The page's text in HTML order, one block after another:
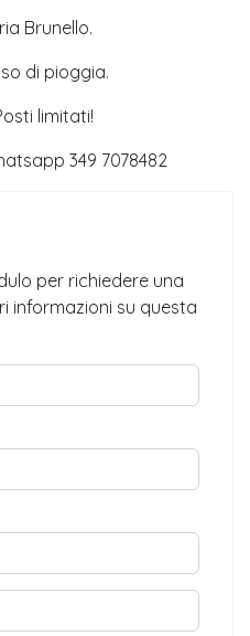
Brunello.
di pioggia.
limitati!
349 7078482
per richiedere una
informazioni su questa